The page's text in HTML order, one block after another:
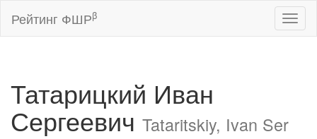
Рейтинг ФШРβ
Татарицкий Иван
Сергеевич Tataritskiy, Ivan Ser